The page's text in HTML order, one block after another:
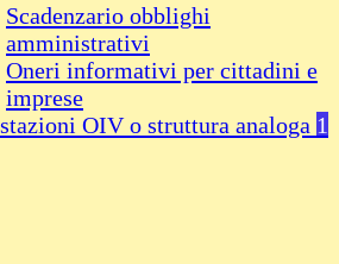
Scadenzario obblighi
amministrativi
Oneri informativi per cittadini e
imprese
OIV o struttura analoga 1